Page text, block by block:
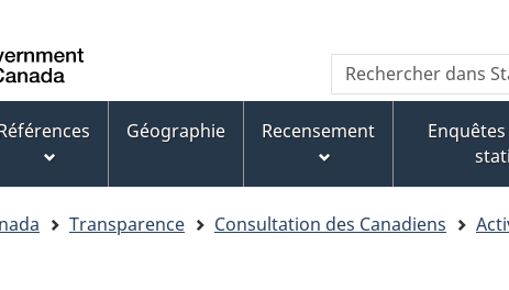
au
contenu
principal
au
pied
de
page
version
HTML
simplifiée
WxT
Search
form
Rechercher
dans
Canada
Géographie Recensement
Transparence Consultation des Canadiens